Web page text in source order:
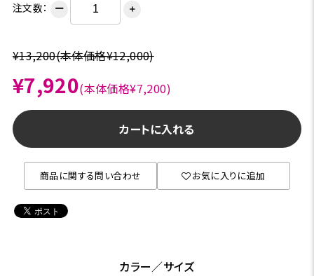
注文数： ー ＋
¥13,200(本体価格¥12,000)
¥7,920(本体価格¥7,200)
カートに入れる
商品に関する問い合わせ お気に入りに追加
カラー／サイズ